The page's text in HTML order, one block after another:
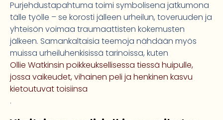
Purjehdustapahtuma toimi symbolisena jatkumona
tälle työlle – se korosti jälleen urheilun, toveruuden ja
yhteisön voimaa traumaattisten kokemusten
jälkeen. Samankaltaisia teemoja nähdään myös
muissa urheiluhenkisissä tarinoissa, kuten
Ollie Watkinsin poikkeuksellisessa tiessä huipulle,
jossa vaikeudet, vihainen peli ja henkinen kasvu
kietoutuvat toisiinsa
.